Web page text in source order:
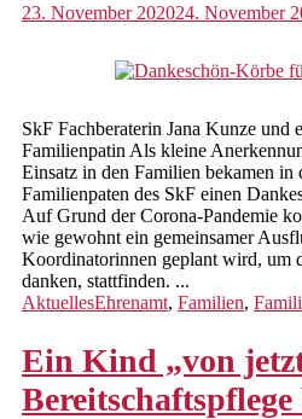
Kindertagespflege
Familienpate
Rechtliche
Beratung und
23. November 202024. November
SkF Fachberaterin Jana Kunze und
Familienpatin Als kleine
Einsatz in den Familien bekamen in
Familienpaten des SkF einen
Auf Grund der Corona-Pandemie
wie gewohnt ein gemeinsamer
Koordinatorinnen geplant wird, um
danken, stattfinden. ...
AktuellesEhrenamt, Familien,
Ein Kind „von
Bereitschaftspflege